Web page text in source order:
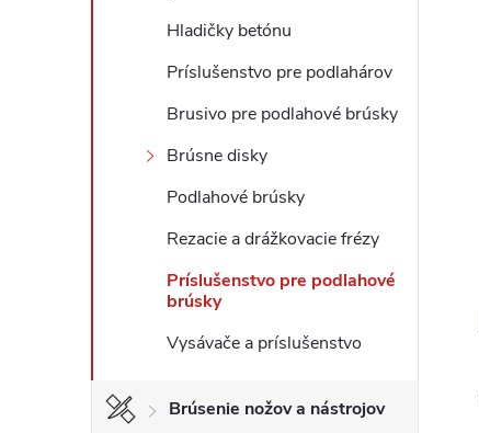
Hladičky betónu
Príslušenstvo pre podlahárov
Brusivo pre podlahové brúsky
Brúsne disky
Podlahové brúsky
Rezacie a drážkovacie frézy
Príslušenstvo pre podlahové
brúsky
Vysávače a príslušenstvo
Brúsenie nožov a nástrojov